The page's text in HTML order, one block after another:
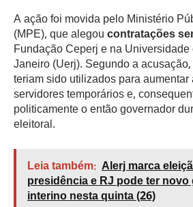
A ação foi movida pelo Ministério
(MPE), que alegoucontratações
Fundação Ceperj e na
Janeiro (Uerj). Segundo a
teriam sido utilizados para
servidores temporários e,
politicamente o então governador
eleitoral.
Leia também: Alerj marca
presidência e RJ pode ter
interino nesta quinta (26)